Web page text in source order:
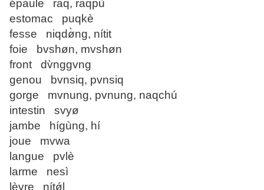
épaule raq, raqpù
estomac puqkè
fesse niqdø̀ng, nítit
foie bvshøn, mvshøn
front dv̀nggvng
genou bvnsiq, pvnsiq
gorge mvnung, pvnung, naqchú
intestin svyø
jambe hígùng, hí
joue mvwa
langue pvlè
larme nesì
lèvre nítǿl